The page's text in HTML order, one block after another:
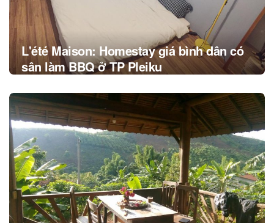
L'été Maison: Homestay giá bình dân có
sân làm BBQ ở TP Pleiku